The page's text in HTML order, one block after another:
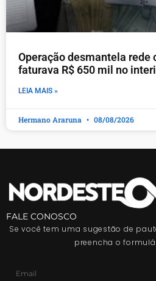
Operação desmantela rede
faturava R$ 650 mil no
LEIA MAIS »
Hermano Araruna 08/08/2026
FALE CONOSCO
Se você tem uma sugestão de
preencha o